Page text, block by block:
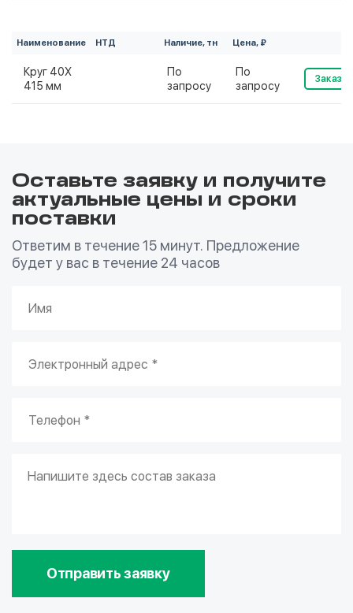
Наименование НТД Наличие, тн Цена, ₽
Круг 40Х
415 мм
По
запросу
По
запросу
Оставьте заявку и получите
актуальные цены и сроки
поставки
Ответим в течение 15 минут. Предложение
будет у вас в течение 24 часов
Отправить заявку